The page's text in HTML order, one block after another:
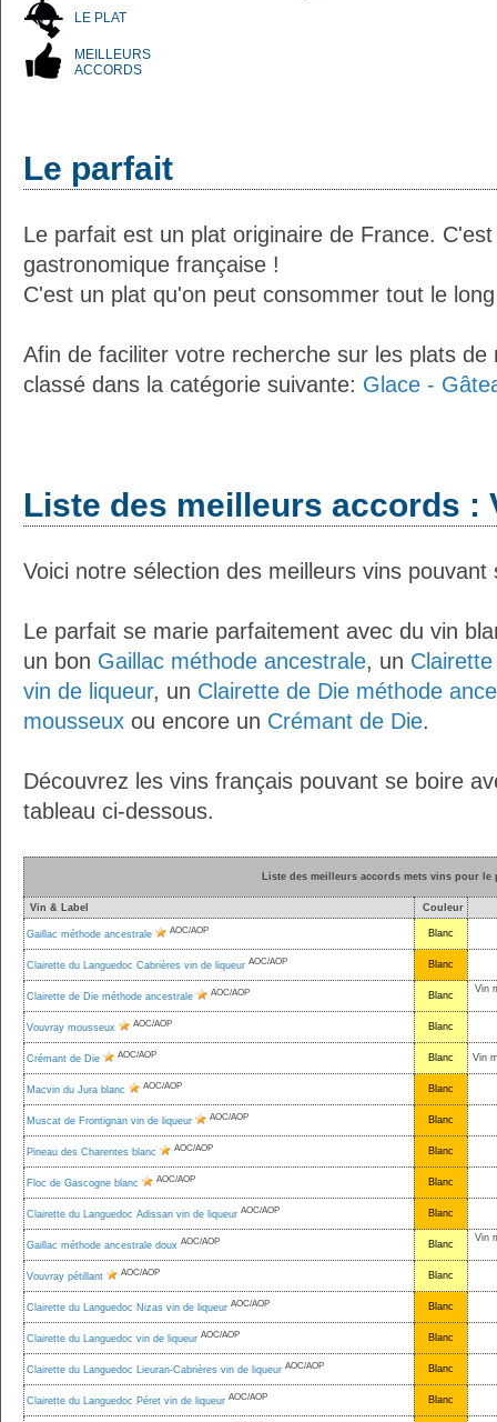
LE PLAT
MEILLEURS
ACCORDS
Le parfait
Le parfait est un plat originaire de France.
gastronomique française !
C'est un plat qu'on peut consommer tout le
Afin de faciliter votre recherche sur les plats
classé dans la catégorie suivante: Glace -
Liste des meilleurs accords :
Voici notre sélection des meilleurs vins
Le parfait se marie parfaitement avec du vin
un bon Gaillac méthode ancestrale, un
vin de liqueur, un Clairette de Die méthode
mousseux ou encore un Crémant de Die.
Découvrez les vins français pouvant se boire
tableau ci-dessous.
Liste des meilleurs accords mets vins pour le
Vin & Label Couleur
Gaillac méthode ancestrale AOC/AOP Blanc
Clairette du Languedoc Cabrières vin de liqueur AOC/AOP Blanc
Clairette de Die méthode ancestrale AOC/AOP Blanc
Vin
Vouvray mousseux AOC/AOP Blanc
Crémant de Die AOC/AOP Blanc Vin
Macvin du Jura blanc AOC/AOP Blanc
Muscat de Frontignan vin de liqueur AOC/AOP Blanc
Pineau des Charentes blanc AOC/AOP Blanc
Floc de Gascogne blanc AOC/AOP Blanc
Clairette du Languedoc Adissan vin de liqueur AOC/AOP Blanc
Gaillac méthode ancestrale doux AOC/AOP Blanc
Vin
Vouvray pétillant AOC/AOP Blanc
Clairette du Languedoc Nizas vin de liqueur AOC/AOP Blanc
Clairette du Languedoc vin de liqueur AOC/AOP Blanc
Clairette du Languedoc Lieuran-Cabrières vin de liqueur AOC/AOP Blanc
Clairette du Languedoc Péret vin de liqueur AOC/AOP Blanc